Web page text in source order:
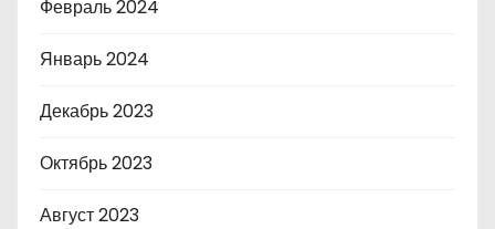
Февраль 2024
Январь 2024
Декабрь 2023
Октябрь 2023
Август 2023